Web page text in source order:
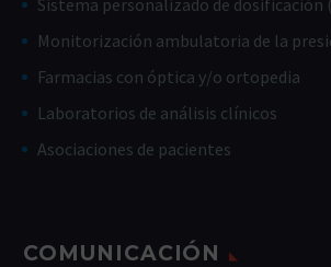
Sistema personalizado de dosificación
Monitorización ambulatoria de la
Farmacias con óptica y/o ortopedia
Laboratorios de análisis clínicos
Asociaciones de pacientes
COMUNICACIÓN